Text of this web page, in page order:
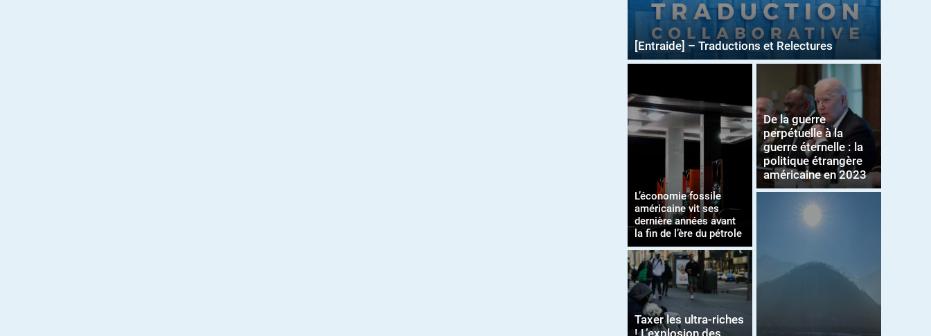
[Entraide] – Traductions et Relectures
L’économie fossile
américaine vit ses
dernière années avant
la fin de l’ère du pétrole
Taxer les ultra-riches
! L’explosion des
De la guerre
perpétuelle à la
guerre éternelle : la
politique étrangère
américaine en 2023